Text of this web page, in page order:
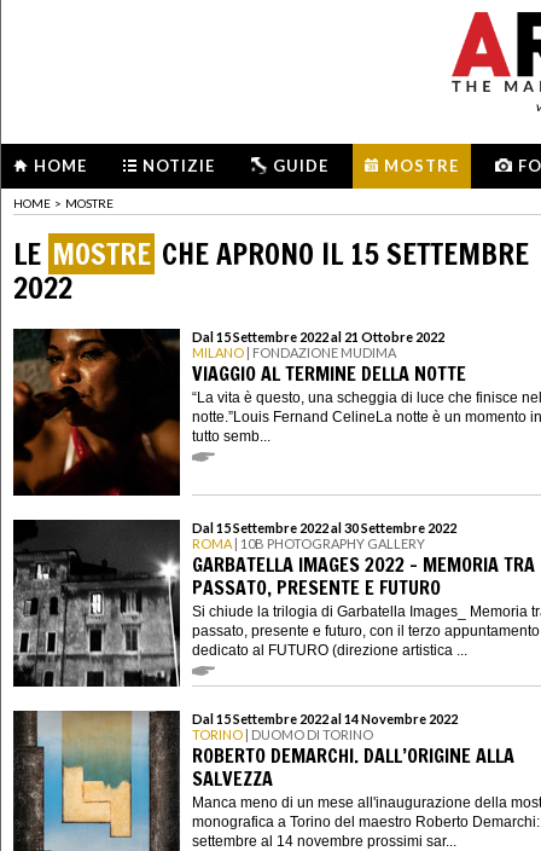
HOME NOTIZIE GUIDE MOSTRE
HOME > MOSTRE
LE MOSTRE CHE APRONO IL 15 SETTEMBRE
2022
Dal 15 Settembre 2022 al 21 Ottobre 2022
MILANO | FONDAZIONE MUDIMA
VIAGGIO AL TERMINE DELLA NOTTE
“La vita è questo, una scheggia di luce che finisce
notte.”Louis Fernand CelineLa notte è un momento
tutto semb...
Dal 15 Settembre 2022 al 30 Settembre 2022
ROMA | 10B PHOTOGRAPHY GALLERY
GARBATELLA IMAGES 2022 - MEMORIA TRA
PASSATO, PRESENTE E FUTURO
Si chiude la trilogia di Garbatella Images_ Memoria
passato, presente e futuro, con il terzo appuntamento
dedicato al FUTURO (direzione artistica ...
Dal 15 Settembre 2022 al 14 Novembre 2022
TORINO | DUOMO DI TORINO
ROBERTO DEMARCHI. DALL’ORIGINE ALLA
SALVEZZA
Manca meno di un mese all'inaugurazione della
monografica a Torino del maestro Roberto
settembre al 14 novembre prossimi sar...